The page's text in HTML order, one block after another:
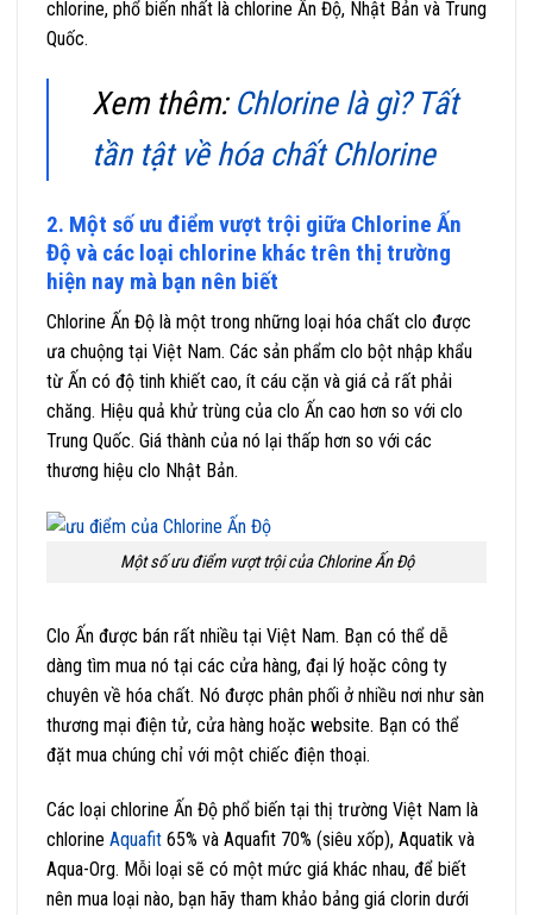
chlorine, phổ biến nhất là chlorine Ấn Độ, Nhật Bản và Trung
Quốc.
Xem thêm: Chlorine là gì? Tất
tần tật về hóa chất Chlorine
2. Một số ưu điểm vượt trội giữa Chlorine Ấn
Độ và các loại chlorine khác trên thị trường
hiện nay mà bạn nên biết
Chlorine Ấn Độ là một trong những loại hóa chất clo được
ưa chuộng tại Việt Nam. Các sản phẩm clo bột nhập khẩu
từ Ấn có độ tinh khiết cao, ít cáu cặn và giá cả rất phải
chăng. Hiệu quả khử trùng của clo Ấn cao hơn so với clo
Trung Quốc. Giá thành của nó lại thấp hơn so với các
thương hiệu clo Nhật Bản.
Một số ưu điểm vượt trội của Chlorine Ấn Độ
Clo Ấn được bán rất nhiều tại Việt Nam. Bạn có thể dễ
dàng tìm mua nó tại các cửa hàng, đại lý hoặc công ty
chuyên về hóa chất. Nó được phân phối ở nhiều nơi như sàn
thương mại điện tử, cửa hàng hoặc website. Bạn có thể
đặt mua chúng chỉ với một chiếc điện thoại.
Các loại chlorine Ấn Độ phổ biến tại thị trường Việt Nam là
chlorine Aquafit 65% và Aquafit 70% (siêu xốp), Aquatik và
Aqua-Org. Mỗi loại sẽ có một mức giá khác nhau, để biết
nên mua loại nào, bạn hãy tham khảo bảng giá clorin dưới